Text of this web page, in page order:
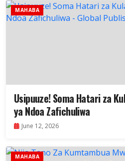
MAHABA
Usipuuze! Soma Hatari za
ya Ndoa Zafichuliwa
June 12, 2026
MAHABA